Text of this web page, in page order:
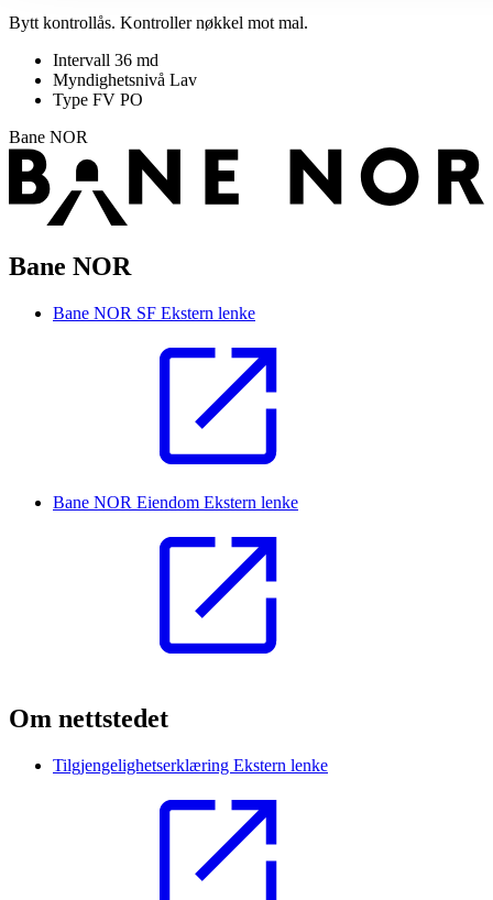
Bytt kontrollås. Kontroller nøkkel mot mal.
Intervall 36 md
Myndighetsnivå Lav
Type FV PO
Bane NOR
Bane NOR
Bane NOR SF Ekstern lenke
Bane NOR Eiendom Ekstern lenke
Om nettstedet
Tilgjengelighetserklæring Ekstern lenke